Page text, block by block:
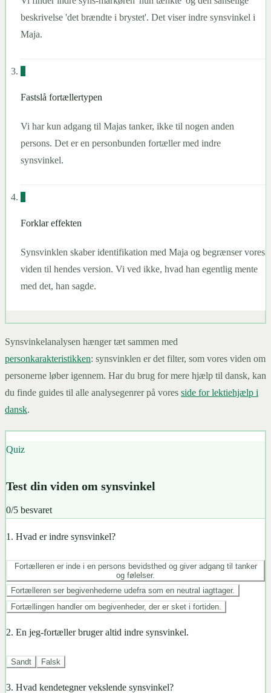
beskrivelse 'det brændte i brystet'. Det viser indre synsvinkel i
Maja.
3
Fastslå fortællertypen
Vi har kun adgang til Majas tanker, ikke til nogen anden
persons. Det er en personbunden fortæller med indre
synsvinkel.
4
Forklar effekten
Synsvinklen skaber identifikation med Maja og begrænser vores
viden til hendes version. Vi ved ikke, hvad han egentlig mente
med det, han sagde.
Synsvinkelanalysen hænger tæt sammen med
personkarakteristikken: synsvinklen er det filter, som vores viden om
personerne løber igennem. Har du brug for mere hjælp til dansk, kan
du finde guides til alle analysegenrer på vores side for lektiehjælp i
dansk.
Quiz
Test din viden om synsvinkel
0/5 besvaret
1 . Hvad er indre synsvinkel?
Fortælleren er inde i en persons bevidsthed og giver adgang til tanker
og følelser.
Fortælleren ser begivenhederne udefra som en neutral iagttager.
Fortællingen handler om begivenheder, der er sket i fortiden.
2. En jeg-fortæller bruger altid indre synsvinkel.
Sandt Falsk
3. Hvad kendetegner vekslende synsvinkel?